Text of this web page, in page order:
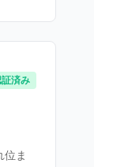
済み
位ま